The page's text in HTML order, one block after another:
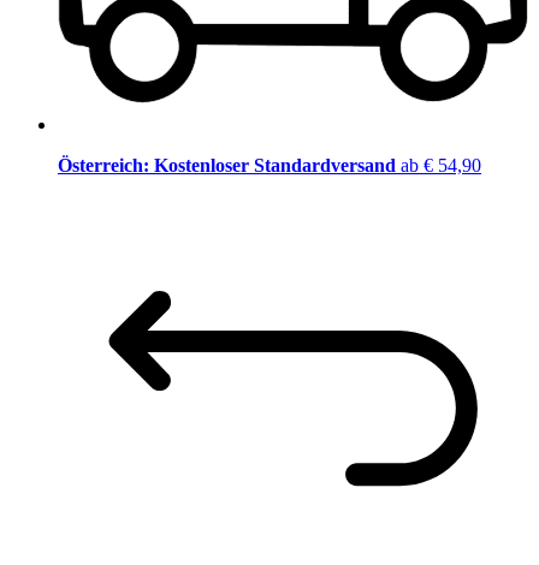
Österreich: Kostenloser Standardversand ab € 54,90